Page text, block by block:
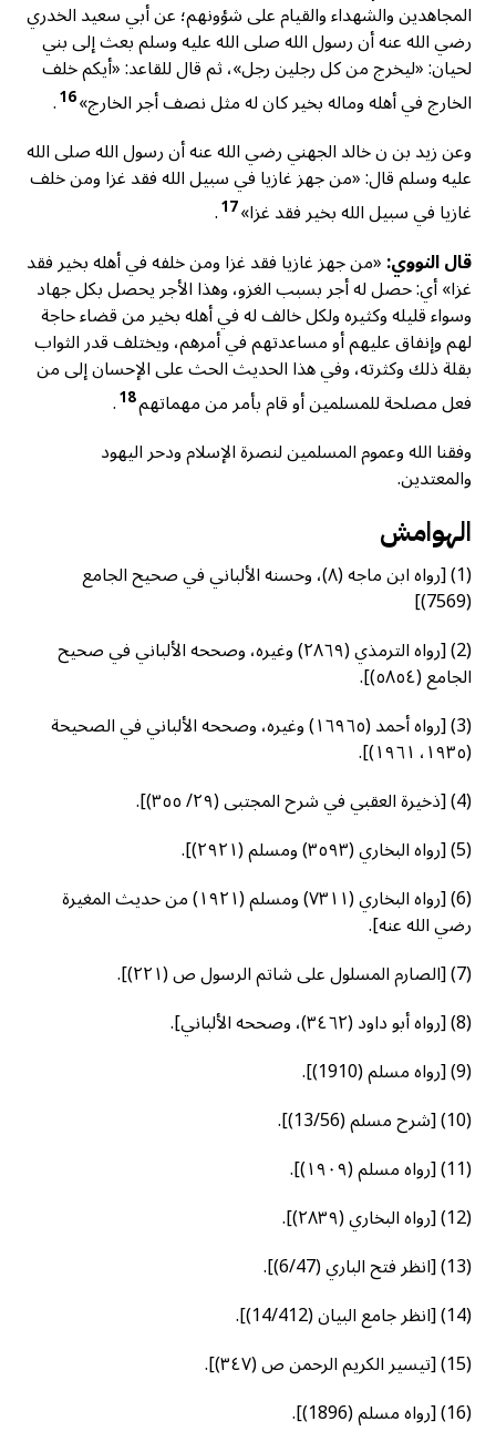
المجاهدين والشهداء والقيام على شؤونهم؛ عن أبي سعيد الخدري
رضي الله عنه أن رسول الله صلى الله عليه وسلم بعث إلى بني
لحيان: «ليخرج من كل رجلين رجل»، ثم قال للقاعد: «أيكم خلف
الخارج في أهله وماله بخير كان له مثل نصف أجر الخارج»16
.
وعن زيد بن ن خالد الجهني رضي الله عنه أن رسول الله صلى الله
عليه وسلم قال: «من جهز غازيا في سبيل الله فقد غزا ومن خلف
غازيا في سبيل الله بخير فقد غزا»17
.
قال النووي:«من جهز غازيا فقد غزا ومن خلفه في أهله بخير فقد
غزا» أي: حصل له أجر بسبب الغزو، وهذا الأجر يحصل بكل جهاد
وسواء قليله وكثيره ولكل خالف له في أهله بخير من قضاء حاجة
لهم وإنفاق عليهم أو مساعدتهم في أمرهم، ويختلف قدر الثواب
بقلة ذلك وكثرته، وفي هذا الحديث الحث على الإحسان إلى من
فعل مصلحة للمسلمين أو قام بأمر من مهماتهم18
.
وفقنا الله وعموم المسلمين لنصرة الإسلام ودحر اليهود
والمعتدين.
الهوامش
(1) [رواه ابن ماجه (۸)، وحسنه الألباني في صحيح الجامع
(7569)]
(2) [رواه الترمذي (٢٨٦٩) وغيره، وصححه الألباني في صحيح
الجامع (٥٨٥٤)].
(3) [رواه أحمد (١٦٩٦٥) وغيره، وصححه الألباني في الصحيحة
(١٩٣٥، ١٩٦١)].
(4) [ذخيرة العقبي في شرح المجتبى (٢٩/ ٣٥٥)].
(5) [رواه البخاري (٣٥٩٣) ومسلم (٢٩٢١)].
(6) [رواه البخاري (۷۳۱۱) ومسلم (۱۹۲۱) من حديث المغيرة
رضي الله عنه].
(7) [الصارم المسلول على شاتم الرسول ص (۲۲۱)].
(8) [رواه أبو داود (٣٤٦٢)، وصححه الألباني].
(9) [رواه مسلم (1910)].
(10) [شرح مسلم (13/56)].
(11) [رواه مسلم (۱۹۰۹)].
(12) [رواه البخاري (٢٨٣٩)].
(13) [انظر فتح الباري (6/47)].
(14) [انظر جامع البيان (14/412)].
(15) [تيسير الكريم الرحمن ص (٣٤٧)].
(16) [رواه مسلم (1896)].